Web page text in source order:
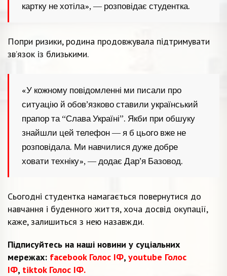
картку не хотіла», — розповідає студентка.
Попри ризики, родина продовжувала підтримувати
зв’язок із близькими.
«У кожному повідомленні ми писали про
ситуацію й обов’язково ставили український
прапор та “Слава Україні”. Якби при обшуку
знайшли цей телефон — я б цього вже не
розповідала. Ми навчилися дуже добре
ховати техніку», — додає Дар’я Базовод.
Сьогодні студентка намагається повернутися до
навчання і буденного життя, хоча досвід окупації,
каже, залишиться з нею назавжди.
Підписуйтесь на наші новини у суціальних
мережах: facebook Голос ІФ, youtube Голос
ІФ, tiktok Голос ІФ.